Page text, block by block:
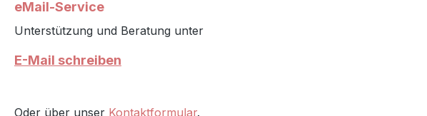
eMail-Service
Unterstützung und Beratung unter
E-Mail schreiben
Oder über unser Kontaktformular.